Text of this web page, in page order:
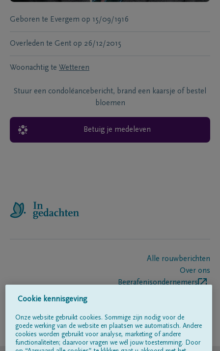
Geboren te Evergem op 15/09/1916
Overleden te Gent op 26/12/2015
Woonachtig te Wetteren
Stuur een condoléancebericht, brand een kaarsje of bestel
bloemen
Betuig je medeleven
Alle rouwberichten
Over ons
Begrafenisondernemers
Volg ons op
Cookie kennisgeving
Onze website gebruikt cookies. Sommige zijn nodig voor de
goede werking van de website en plaatsen we automatisch. Andere
cookies worden gebruikt voor analyse, marketing of andere
functionaliteiten; daarvoor vragen we wél jouw toestemming. Door